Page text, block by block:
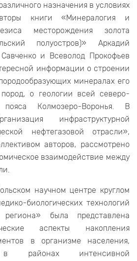
назначения в условиях
книги «Минералогия и
месторождения золота
полуостров)» Аркадий
и Всеволод Прокофьев
информации о строении
минералах его
пород, о геологии всей северо-
Колмозеро-Воронья. В
инфраструктурной
нефтегазовой отрасли»,
авторов, рассмотрено
взаимодействие между
научном центре круглом
биологических технологий
региона» была представлена
аспекты накопления
в организме населения,
в районах интенсивной